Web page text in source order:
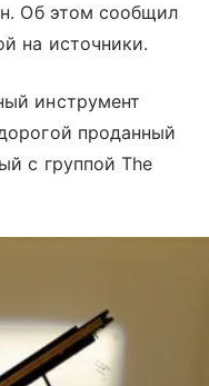
Об этом сообщил
на источники.
инструмент
проданный
с группой The